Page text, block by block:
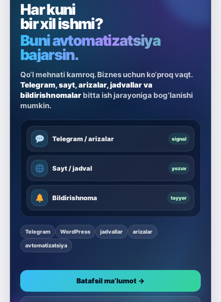
Har kuni
bir xil ishmi?
Buni avtomatizatsiya
bajarsin.
Qo‘l mehnati kamroq. Biznes uchun ko‘proq vaqt.
Telegram, sayt, arizalar, jadvallar va
bildirishnomalar bitta ish jarayoniga bog‘lanishi
mumkin.
Telegram / arizalar signal
Sayt / jadval yozuv
Bildirishnoma tayyor
Telegram WordPress jadvallar
arizalar
avtomatizatsiya
Batafsil ma’lumot →